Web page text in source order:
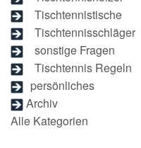
Tischtennistische
Tischtennisschläger
sonstige Fragen
Tischtennis Regeln
persönliches
Archiv
Alle Kategorien